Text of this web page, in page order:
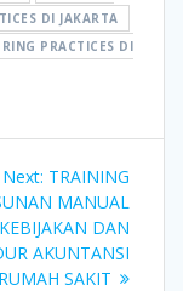
DI JAKARTA
PRACTICES DI
Next: Next
post:
TRAINING
MANUAL
KEBIJAKAN DAN
AKUNTANSI
RUMAH SAKIT